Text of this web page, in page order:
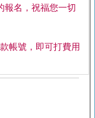
報名，祝福您一切
帳號，即可打費用